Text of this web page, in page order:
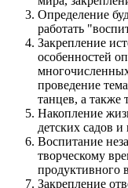
Определение
работать
Закрепление
особенностей
проведение
танцев, а также
Накопление
детских садов
Воспитание
творческому
продуктивного
Закрепление